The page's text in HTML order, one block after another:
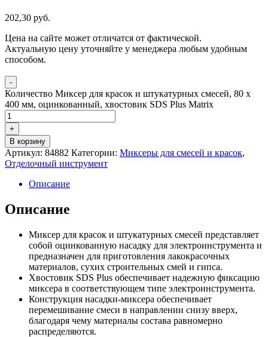
202,30 руб.
Цена на сайте может отличатся от фактической.
Актуальную цену уточняйте у менеджера любым удобным
способом.
-
Количество Миксер для красок и штукатурных смесей, 80 х
400 мм, оцинкованный, хвостовик SDS Plus Matrix
+
В корзину
Артикул: 84882 Категории: Миксеры для смесей и красок,
Отделочный инструмент
Описание
Описание
Миксер для красок и штукатурных смесей представляет
собой оцинкованную насадку для электроинструмента и
предназначен для приготовления лакокрасочных
материалов, сухих строительных смей и гипса.
Хвостовик SDS Plus обеспечивает надежную фиксацию
миксера в соответствующем типе электроинструмента.
Конструкция насадки-миксера обеспечивает
перемешивание смеси в направлении снизу вверх,
благодаря чему материалы состава равномерно
распределяются.